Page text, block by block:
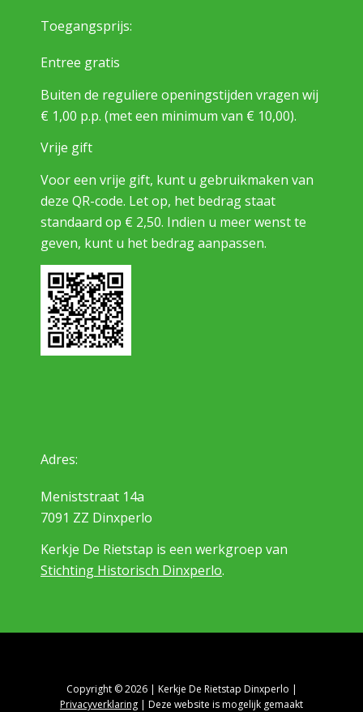
Toegangsprijs:
Entree gratis
Buiten de reguliere openingstijden vragen wij
€ 1,00 p.p. (met een minimum van € 10,00).
Vrije gift
Voor een vrije gift, kunt u gebruikmaken van
deze QR-code. Let op, het bedrag staat
standaard op € 2,50. Indien u meer wenst te
geven, kunt u het bedrag aanpassen.
Adres:
Meniststraat 14a
7091 ZZ Dinxperlo
Kerkje De Rietstap is een werkgroep van
Stichting Historisch Dinxperlo.
Copyright © 2026 | Kerkje De Rietstap Dinxperlo |
Privacyverklaring | Deze website is mogelijk gemaakt